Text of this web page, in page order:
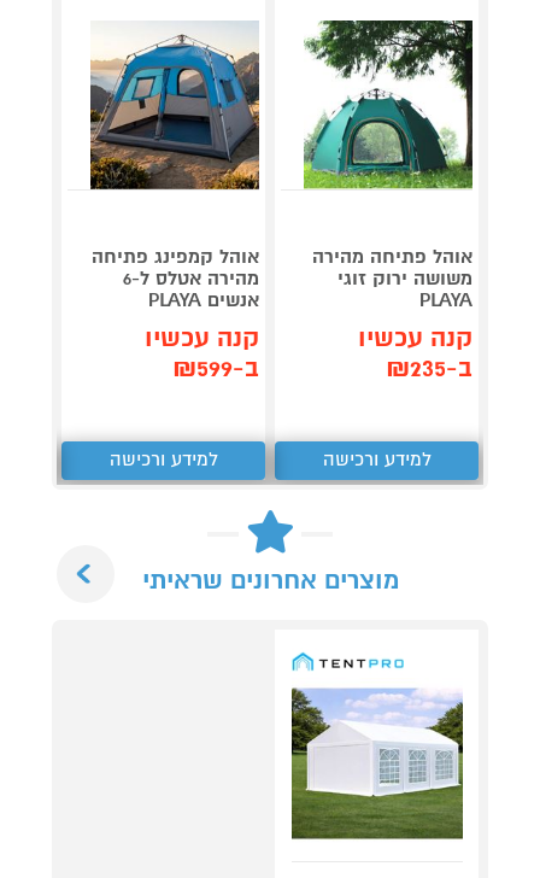
אוהל פתיחה מהירה
משושה ירוק זוגי
PLAYA
קנה עכשיו
ב-₪235
למידע ורכישה
אוהל קמפינג פתיחה
מהירה אטלס ל-6
אנשים PLAYA
קנה עכשיו
ב-₪599
למידע ורכישה
מוצרים אחרונים שראיתי